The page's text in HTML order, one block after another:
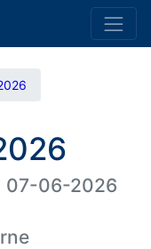
07-06-2026